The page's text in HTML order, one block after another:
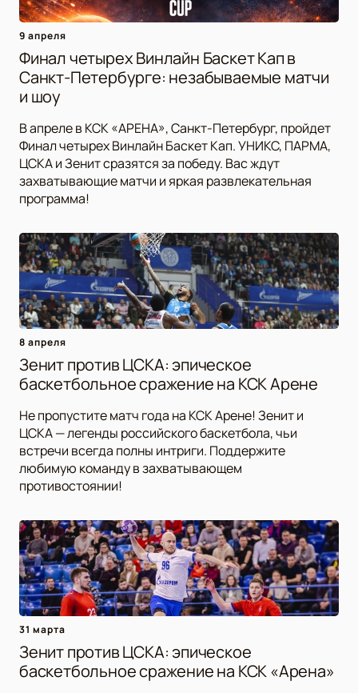
9 апреля
Финал четырех Винлайн Баскет Кап в
Санкт-Петербурге: незабываемые матчи
и шоу
В апреле в КСК «АРЕНА», Санкт-Петербург, пройдет
Финал четырех Винлайн Баскет Кап. УНИКС, ПАРМА,
ЦСКА и Зенит сразятся за победу. Вас ждут
захватывающие матчи и яркая развлекательная
программа!
8 апреля
Зенит против ЦСКА: эпическое
баскетбольное сражение на КСК Арене
Не пропустите матч года на КСК Арене! Зенит и
ЦСКА — легенды российского баскетбола, чьи
встречи всегда полны интриги. Поддержите
любимую команду в захватывающем
противостоянии!
31 марта
Зенит против ЦСКА: эпическое
баскетбольное сражение на КСК «Арена»